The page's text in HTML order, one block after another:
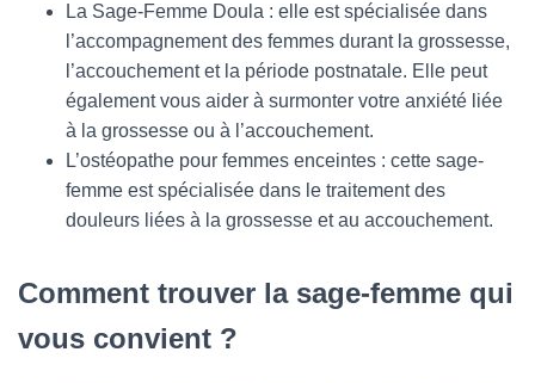
La Sage-Femme Doula : elle est spécialisée dans
l’accompagnement des femmes durant la grossesse,
l’accouchement et la période postnatale. Elle peut
également vous aider à surmonter votre anxiété liée
à la grossesse ou à l’accouchement.
L’ostéopathe pour femmes enceintes : cette sage-
femme est spécialisée dans le traitement des
douleurs liées à la grossesse et au accouchement.
Comment trouver la sage-femme qui
vous convient ?